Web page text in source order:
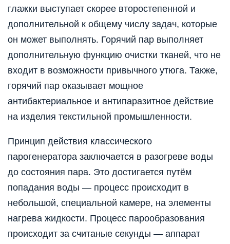
глажки выступает скорее второстепенной и
дополнительной к общему числу задач, которые
он может выполнять. Горячий пар выполняет
дополнительную функцию очистки тканей, что не
входит в возможности привычного утюга. Также,
горячий пар оказывает мощное
антибактериальное и антипаразитное действие
на изделия текстильной промышленности.
Принцип действия классического
парогенератора заключается в разогреве воды
до состояния пара. Это достигается путём
попадания воды — процесс происходит в
небольшой, специальной камере, на элементы
нагрева жидкости. Процесс парообразования
происходит за считаные секунды — аппарат